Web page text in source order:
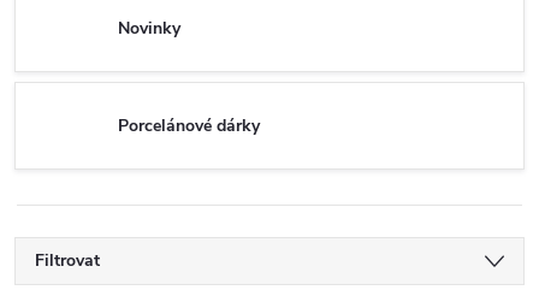
Novinky
Porcelánové dárky
Filtrovat